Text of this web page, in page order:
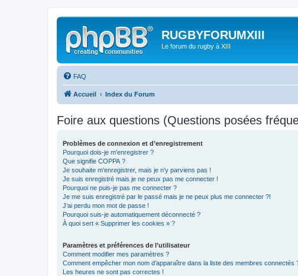
RUGBYFORUMXIII
Le forum du rugby à XIII
FAQ
Accueil Index du Forum
Foire aux questions (Questions posées
Problèmes de connexion et d’enregistrement
Pourquoi dois-je m’enregistrer ?
Que signifie COPPA ?
Je souhaite m’enregistrer, mais je n’y parviens pas !
Je suis enregistré mais je ne peux pas me connecter !
Pourquoi ne puis-je pas me connecter ?
Je me suis enregistré par le passé mais je ne peux plus me connecter ?!
J’ai perdu mon mot de passe !
Pourquoi suis-je automatiquement déconnecté ?
À quoi sert « Supprimer les cookies » ?
Paramètres et préférences de l’utilisateur
Comment modifier mes paramètres ?
Comment empêcher mon nom d’apparaître dans la liste des membres connectés
Les heures ne sont pas correctes !